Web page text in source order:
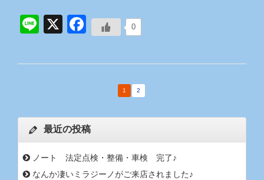
0
Line
X Facebook
1 2
最近の投稿
ノート 法定点検・整備・車検 完了♪
なんか凄いミラジーノがご来店されました♪